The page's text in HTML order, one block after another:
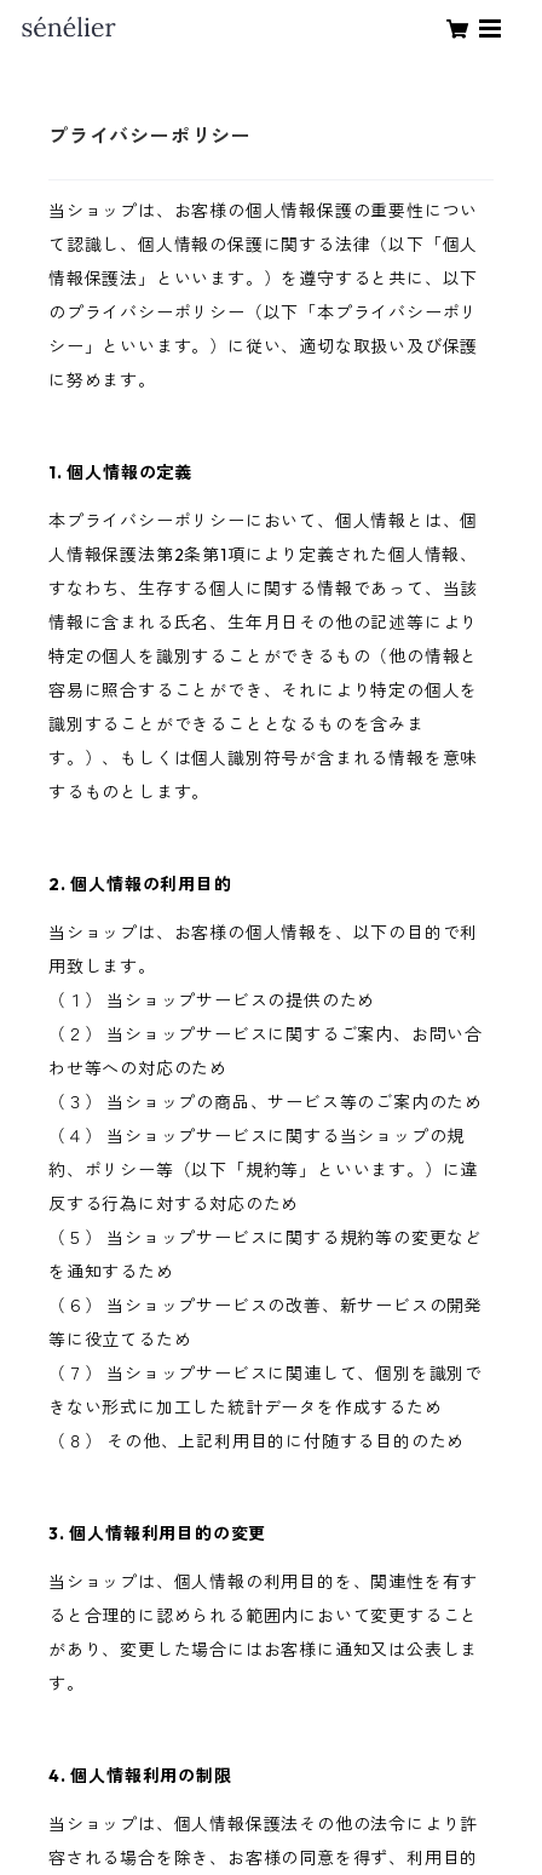
プライバシーポリシー
当ショップは、お客様の個人情報保護の重要性につい
て認識し、個人情報の保護に関する法律（以下「個人
情報保護法」といいます。）を遵守すると共に、以下
のプライバシーポリシー（以下「本プライバシーポリ
シー」といいます。）に従い、適切な取扱い及び保護
に努めます。
1. 個人情報の定義
本プライバシーポリシーにおいて、個人情報とは、個
人情報保護法第2条第1項により定義された個人情報、
すなわち、生存する個人に関する情報であって、当該
情報に含まれる氏名、生年月日その他の記述等により
特定の個人を識別することができるもの（他の情報と
容易に照合することができ、それにより特定の個人を
識別することができることとなるものを含みま
す。）、もしくは個人識別符号が含まれる情報を意味
するものとします。
2. 個人情報の利用目的
当ショップは、お客様の個人情報を、以下の目的で利
用致します。
（１） 当ショップサービスの提供のため
（２） 当ショップサービスに関するご案内、お問い合
わせ等への対応のため
（３） 当ショップの商品、サービス等のご案内のため
（４） 当ショップサービスに関する当ショップの規
約、ポリシー等（以下「規約等」といいます。）に違
反する行為に対する対応のため
（５） 当ショップサービスに関する規約等の変更など
を通知するため
（６） 当ショップサービスの改善、新サービスの開発
等に役立てるため
（７） 当ショップサービスに関連して、個別を識別で
きない形式に加工した統計データを作成するため
（８） その他、上記利用目的に付随する目的のため
3. 個人情報利用目的の変更
当ショップは、個人情報の利用目的を、関連性を有す
ると合理的に認められる範囲内において変更すること
があり、変更した場合にはお客様に通知又は公表しま
す。
4. 個人情報利用の制限
当ショップは、個人情報保護法その他の法令により許
容される場合を除き、お客様の同意を得ず、利用目的